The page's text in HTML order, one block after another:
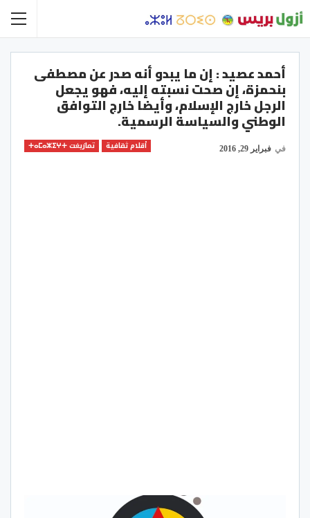
أحمد عصيد : إن ما يبدو أنه صدر عن مصطفى
بنحمزة، إن صحت نسبته إليه، فهو يجعل
الرجل خارج الإسلام، وأيضا خارج التوافق
الوطني والسياسة الرسمية.
أقلام ثقافية تمازيغت ⵜⴰⵎⴰⵣⵉⵖⵜ في فبراير 29, 2016